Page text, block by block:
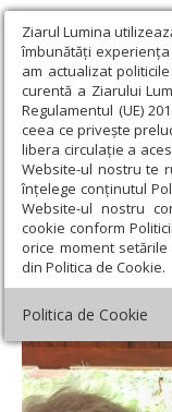
Ziarul Lumina
îmbunătăți
am actualizat
curentă a Ziarului
Regulamentul (UE)
ceea ce privește
libera circulație a
Website-ul nostru te
înțelege conținutul
Website-ul nostru
cookie conform
orice moment
din Politica de Cookie.
Politica de Cookie
Ziarul Lumina ›
rugăciune la un schit
Popas de
Arad